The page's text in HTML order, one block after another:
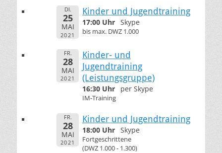
DI.
25
MAI
2021
Kinder und Jugendtraining
17:00 Uhr Skype
bis max. DWZ 1.000
FR.
28
MAI
2021
Kinder- und
Jugendtraining
(Leistungsgruppe)
16:30 Uhr per Skype
IM-Training
FR.
28
MAI
2021
Kinder und Jugendtraining
18:00 Uhr Skype
Fortgeschrittene
(DWZ 1.000 - 1.300)